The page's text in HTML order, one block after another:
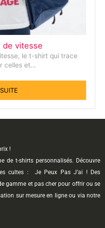
de vitesse
le t-shirt qui trace
celles et…
!
de t-shirts personnalisés. Découvre
cultes : Je Peux Pas J’ai ! Des
gamme et pas cher pour offrir ou se
sur mesure en ligne ou via notre